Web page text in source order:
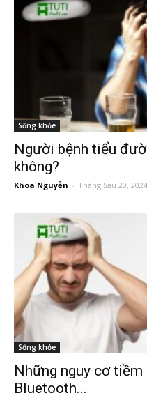
Sống khỏe
Người bệnh tiểu
không?
Khoa Nguyễn - Tháng Sáu 20, 2024
Sống khỏe
Những nguy cơ
Bluetooth...